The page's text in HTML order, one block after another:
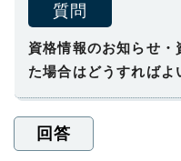
質問
資格情報のお知らせ・
た場合はどうすればよ
回答